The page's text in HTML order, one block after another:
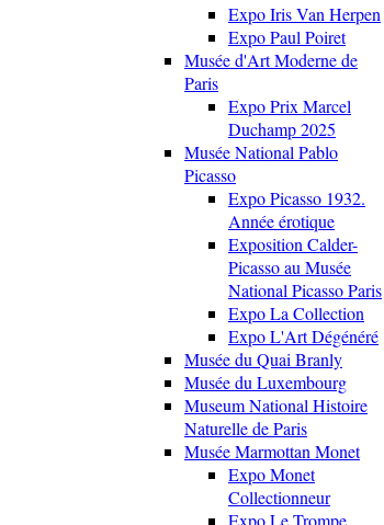
Expo Iris Van Herpen
Expo Paul Poiret
Musée d'Art Moderne de
Paris
Expo Prix Marcel
Duchamp 2025
Musée National Pablo
Picasso
Expo Picasso 1932.
Année érotique
Exposition Calder-
Picasso au Musée
National Picasso Paris
Expo La Collection
Expo L'Art Dégénéré
Musée du Quai Branly
Musée du Luxembourg
Museum National Histoire
Naturelle de Paris
Musée Marmottan Monet
Expo Monet
Collectionneur